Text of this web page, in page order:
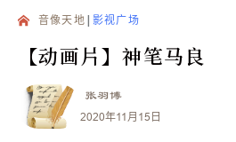
音像天地 影视广场
【动画片】神笔马良
张羽博
2020年11月15日